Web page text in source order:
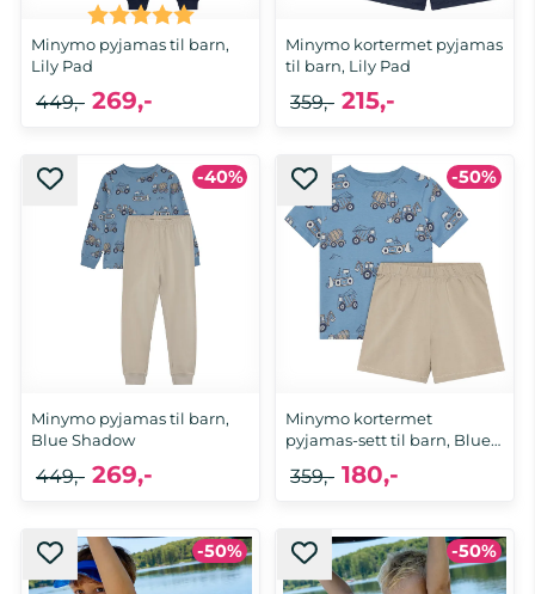
Minymo pyjamas til barn,
Lily Pad
269,-
449,-
Karakter: 5.0 av 5 mulige
Minymo kortermet pyjamas
til barn, Lily Pad
215,-
359,-
-40%
Minymo pyjamas til barn,
Blue Shadow
269,-
449,-
-50%
Minymo kortermet
pyjamas-sett til barn, Blue
180,-
359,-
-50% -50%